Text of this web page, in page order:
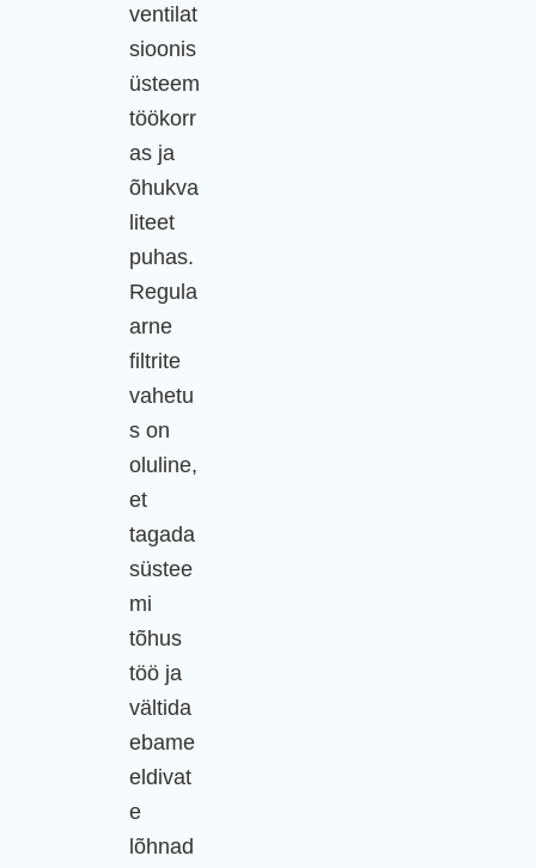
ventilat
sioonis
üsteem
töökorr
as ja
õhukva
liteet
puhas.
Regula
arne
filtrite
vahetu
s on
oluline,
et
tagada
süstee
mi
tõhus
töö ja
vältida
ebame
eldivat
e
lõhnad